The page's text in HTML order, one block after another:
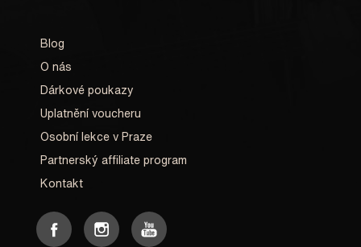
Blog
O nás
Dárkové poukazy
Uplatnění voucheru
Osobní lekce v Praze
Partnerský affiliate program
Kontakt